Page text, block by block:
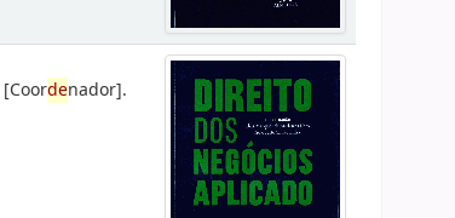
[Coordenador].